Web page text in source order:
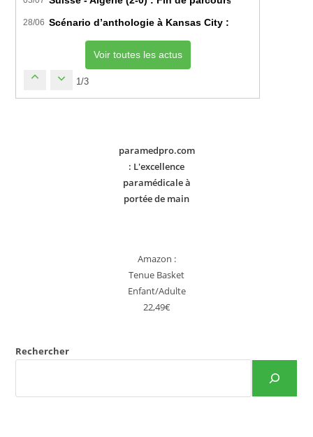
28/06 Scénario d’anthologie à Kansas City : L’Algérie
Voir toutes les actus
1/3
paramedpro.com
: L'excellence
paramédicale à
portée de main
Amazon :
Tenue Basket
Enfant/Adulte
22,49€
Rechercher